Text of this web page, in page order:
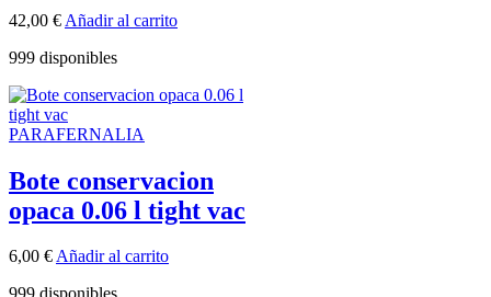
42,00 € Añadir al carrito
999 disponibles
PARAFERNALIA
Bote conservacion
opaca 0.06 l tight vac
6,00 €Añadir al carrito